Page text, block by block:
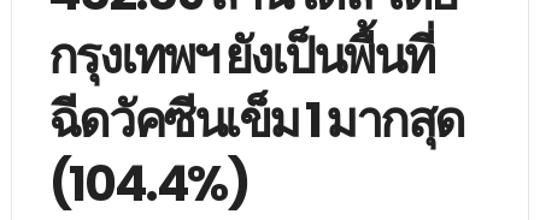
กรุงเทพฯ ยังเป็นพื้นที่
ฉีดวัคซีนเข็ม 1 มากสุด
(104.4%)